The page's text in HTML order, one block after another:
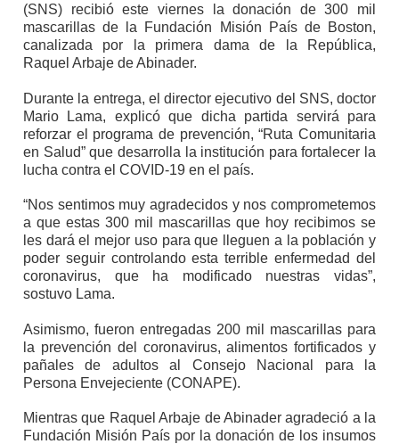
(SNS) recibió este viernes la donación de 300 mil
mascarillas de la Fundación Misión País de Boston,
canalizada por la primera dama de la República,
Raquel Arbaje de Abinader.
Durante la entrega, el director ejecutivo del SNS, doctor
Mario Lama, explicó que dicha partida servirá para
reforzar el programa de prevención, “Ruta Comunitaria
en Salud” que desarrolla la institución para fortalecer la
lucha contra el COVID-19 en el país.
“Nos sentimos muy agradecidos y nos comprometemos
a que estas 300 mil mascarillas que hoy recibimos se
les dará el mejor uso para que lleguen a la población y
poder seguir controlando esta terrible enfermedad del
coronavirus, que ha modificado nuestras vidas”,
sostuvo Lama.
Asimismo, fueron entregadas 200 mil mascarillas para
la prevención del coronavirus, alimentos fortificados y
pañales de adultos al Consejo Nacional para la
Persona Envejeciente (CONAPE).
Mientras que Raquel Arbaje de Abinader agradeció a la
Fundación Misión País por la donación de los insumos